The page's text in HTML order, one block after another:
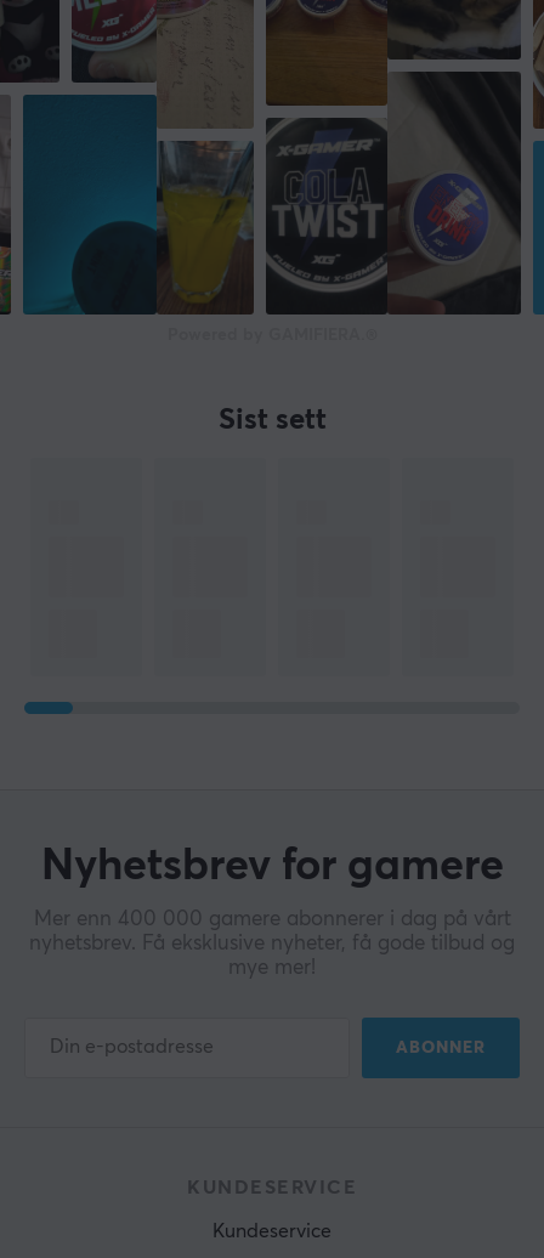
Sist sett
Nyhetsbrev for gamere
Mer enn 400 000 gamere abonnerer i dag på vårt
nyhetsbrev. Få eksklusive nyheter, få gode tilbud og
mye mer!
ABONNER
KUNDESERVICE
Kundeservice